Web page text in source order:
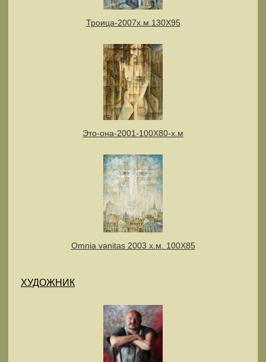
Троица-2007х.м.130Х95
Это-она-2001-100Х80-х.м
Omnia vanitas 2003 х.м. 100Х85
ХУДОЖНИК